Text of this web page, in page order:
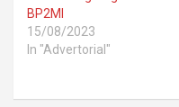
BP2MI
15/08/2023
In "Advertorial"